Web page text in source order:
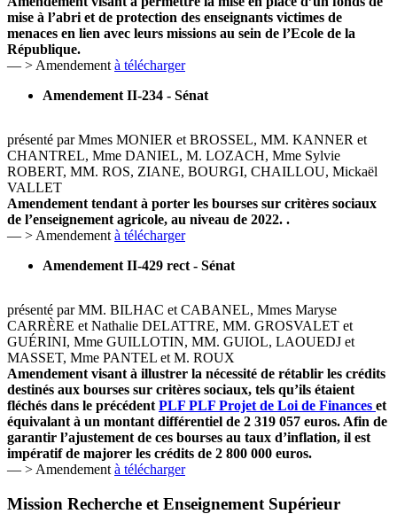
mise à l’abri et de protection des enseignants victimes de
menaces en lien avec leurs missions au sein de l’Ecole de la
République.
— > Amendement à télécharger
Amendement II-234 - Sénat
présenté par Mmes MONIER et BROSSEL, MM. KANNER et
CHANTREL, Mme DANIEL, M. LOZACH, Mme Sylvie
ROBERT, MM. ROS, ZIANE, BOURGI, CHAILLOU, Mickaël
VALLET
Amendement tendant à porter les bourses sur critères sociaux
de l’enseignement agricole, au niveau de 2022. .
— > Amendement à télécharger
Amendement II-429 rect - Sénat
présenté par MM. BILHAC et CABANEL, Mmes Maryse
CARRÈRE et Nathalie DELATTRE, MM. GROSVALET et
GUÉRINI, Mme GUILLOTIN, MM. GUIOL, LAOUEDJ et
MASSET, Mme PANTEL et M. ROUX
Amendement visant à illustrer la nécessité de rétablir les crédits
destinés aux bourses sur critères sociaux, tels qu’ils étaient
fléchés dans le précédent PLF PLF Projet de Loi de Finances et
équivalant à un montant différentiel de 2 319 057 euros. Afin de
garantir l’ajustement de ces bourses au taux d’inflation, il est
impératif de majorer les crédits de 2 800 000 euros.
— > Amendement à télécharger
Mission Recherche et Enseignement Supérieur